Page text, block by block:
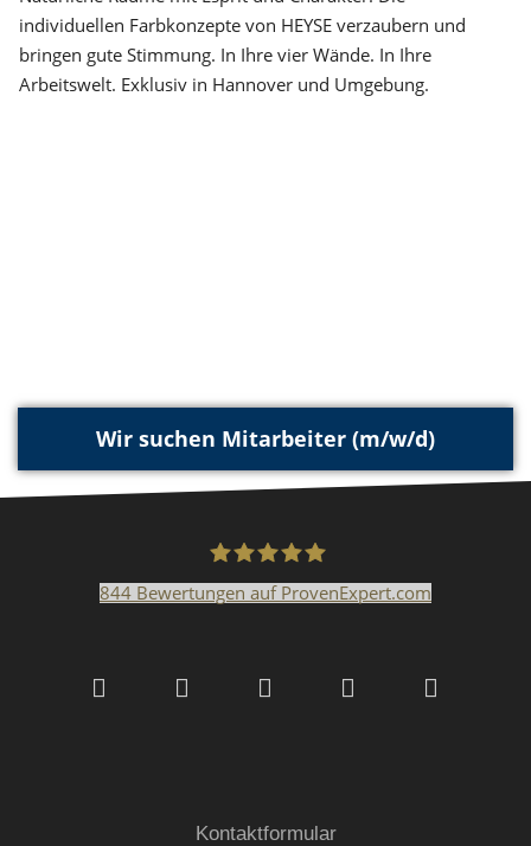
individuellen Farbkonzepte von HEYSE verzaubern und
bringen gute Stimmung. In Ihre vier Wände. In Ihre
Arbeitswelt. Exklusiv in Hannover und Umgebung.
Wir suchen Mitarbeiter (m/w/d)
GmbH & Co.KG
844 Bewertungen auf ProvenExpert.com
Kontaktformular